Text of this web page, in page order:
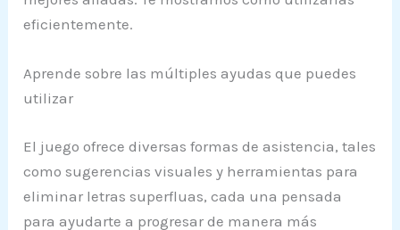
eficientemente.
Aprende sobre las múltiples ayudas que puedes
utilizar
El juego ofrece diversas formas de asistencia, tales
como sugerencias visuales y herramientas para
eliminar letras superfluas, cada una pensada
para ayudarte a progresar de manera más